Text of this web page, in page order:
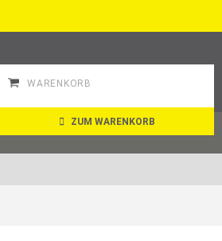
WARENKORB
ZUM WARENKORB